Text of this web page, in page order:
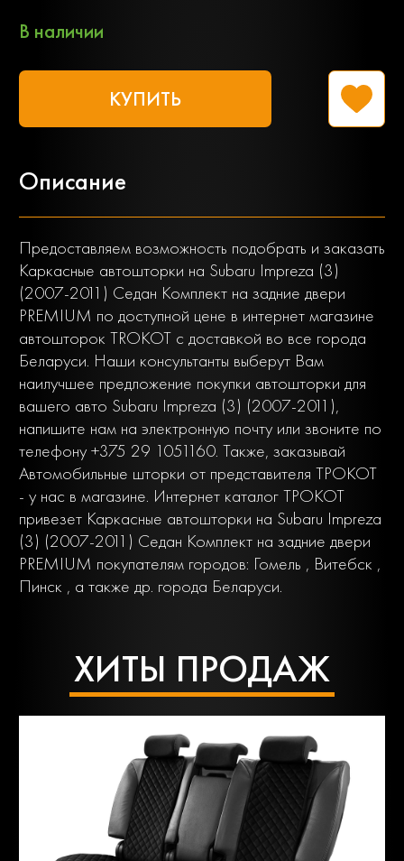
В наличии
КУПИТЬ
Описание
Предоставляем возможность подобрать и заказать
Каркасные автошторки на Subaru Impreza (3)
(2007-2011) Седан Комплект на задние двери
PREMIUM по доступной цене в интернет магазине
автошторок TROKOT с доставкой во все города
Беларуси. Наши консультанты выберут Вам
наилучшее предложение покупки автошторки для
вашего авто Subaru Impreza (3) (2007-2011),
напишите нам на электронную почту или звоните по
телефону +375 29 1051160. Также, заказывай
Автомобильные шторки от представителя ТРОКОТ
- у нас в магазине. Интернет каталог ТРОКОТ
привезет Каркасные автошторки на Subaru Impreza
(3) (2007-2011) Седан Комплект на задние двери
PREMIUM покупателям городов: Гомель , Витебск ,
Пинск , а также др. города Беларуси.
ХИТЫ ПРОДАЖ